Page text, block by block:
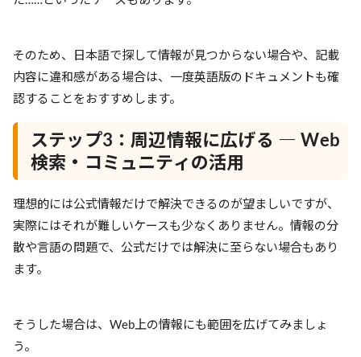
そのため、日本語で探して情報が見つからない場合や、記載
内容に違和感がある場合は、一度英語版のドキュメントも確
認することをおすすめします。
ステップ3：周辺情報に広げる ― Web
検索・コミュニティの活用
理想的には公式情報だけで解決できるのが望ましいですが、
実際にはそれが難しいケースも少なくありません。情報の分
散や言語の問題で、公式だけでは解決に至らない場合もあり
ます。
そうした場合は、Web上の情報にも範囲を広げてみましょ
う。